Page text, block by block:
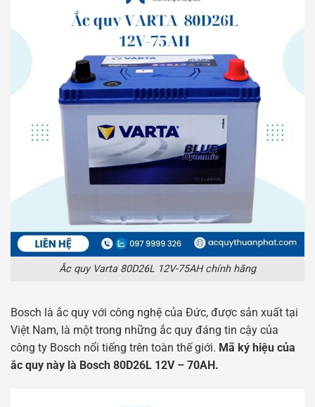
Ắc quy Varta 80D26L 12V-75AH chính hãng
Bosch là ắc quy với công nghệ của Đức, được sản xuất tại
Việt Nam, là một trong những ắc quy đáng tin cậy của
công ty Bosch nổi tiếng trên toàn thế giới. Mã ký hiệu của
ắc quy này là Bosch 80D26L 12V – 70AH.